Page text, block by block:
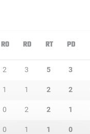
RO RD RT PD
2 3 5 3
1 1 2 2
0 2 2 1
0 1 1 0